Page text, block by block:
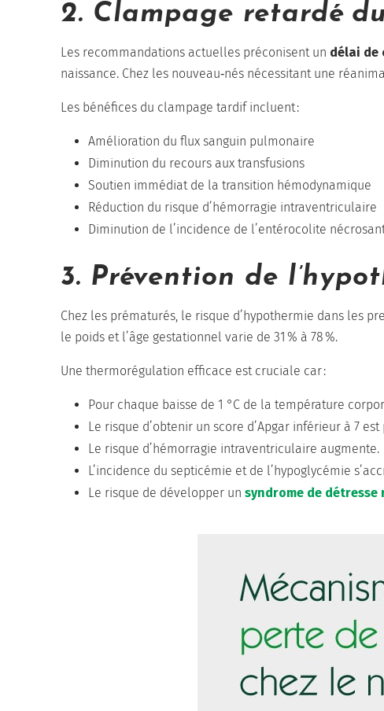
2. Clampage retardé
Les recommandations actuelles préconisent un délai de
naissance. Chez les nouveau‑nés nécessitant une
Les bénéfices du clampage tardif incluent :
Amélioration du flux sanguin pulmonaire
Diminution du recours aux transfusions
Soutien immédiat de la transition hémodynamique
Réduction du risque d’hémorragie intraventriculaire
Diminution de l’incidence de l’entérocolite
3. Prévention de
Chez les prématurés, le risque d’hypothermie dans les
le poids et l’âge gestationnel varie de 31 % à 78 %.
Une thermorégulation efficace est cruciale car :
Pour chaque baisse de 1 °C de la température
Le risque d’obtenir un score d’Apgar inférieur à 7
Le risque d’hémorragie intraventriculaire augmente.
L’incidence du septicémie et de l’hypoglycémie
Le risque de développer unsyndrome de détresse